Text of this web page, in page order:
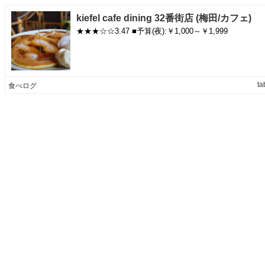
kiefel cafe dining 32番街店 (梅田/カフェ)
★★★☆☆3.47 ■予算(夜):￥1,000～￥1,999
食べログ